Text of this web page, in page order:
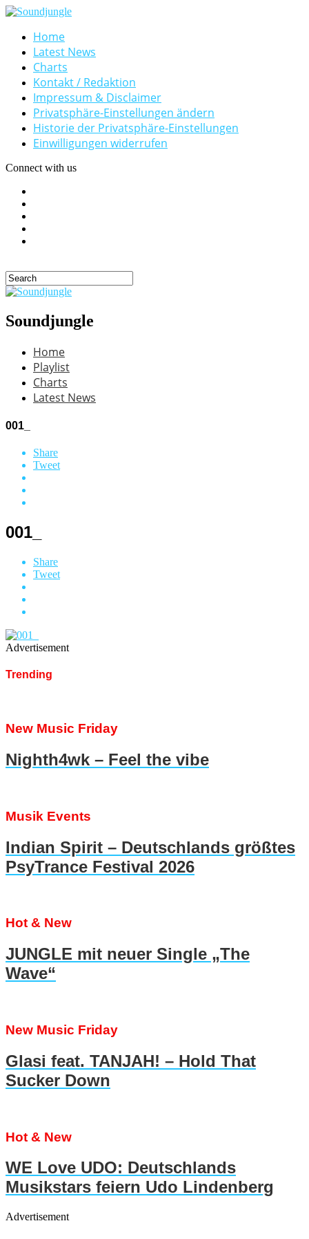
Home
Latest News
Charts
Kontakt / Redaktion
Impressum & Disclaimer
Privatsphäre-Einstellungen ändern
Historie der Privatsphäre-Einstellungen
Einwilligungen widerrufen
Connect with us
Soundjungle
Home
Playlist
Charts
Latest News
001_
Share
Tweet
001_
Share
Tweet
Advertisement
Trending
New Music Friday
Nighth4wk – Feel the vibe
Musik Events
Indian Spirit – Deutschlands größtes
PsyTrance Festival 2026
Hot & New
JUNGLE mit neuer Single „The
Wave“
New Music Friday
Glasi feat. TANJAH! – Hold That
Sucker Down
Hot & New
WE Love UDO: Deutschlands
Musikstars feiern Udo Lindenberg
Advertisement